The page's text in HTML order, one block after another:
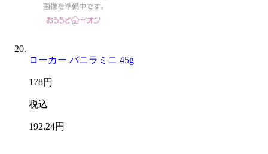
ローカー バニラミニ 45g
178円
税込
192.24円